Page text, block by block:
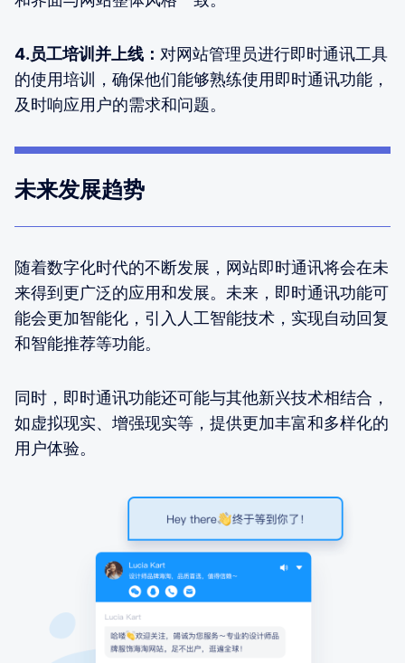
4.员工培训并上线： 对网站管理员进行即时通讯工具
的使用培训，确保他们能够熟练使用即时通讯功能，
及时响应用户的需求和问题。
未来发展趋势
随着数字化时代的不断发展，网站即时通讯将会在未
来得到更广泛的应用和发展。未来，即时通讯功能可
能会更加智能化，引入人工智能技术，实现自动回复
和智能推荐等功能。
同时，即时通讯功能还可能与其他新兴技术相结合，
如虚拟现实、增强现实等，提供更加丰富和多样化的
用户体验。